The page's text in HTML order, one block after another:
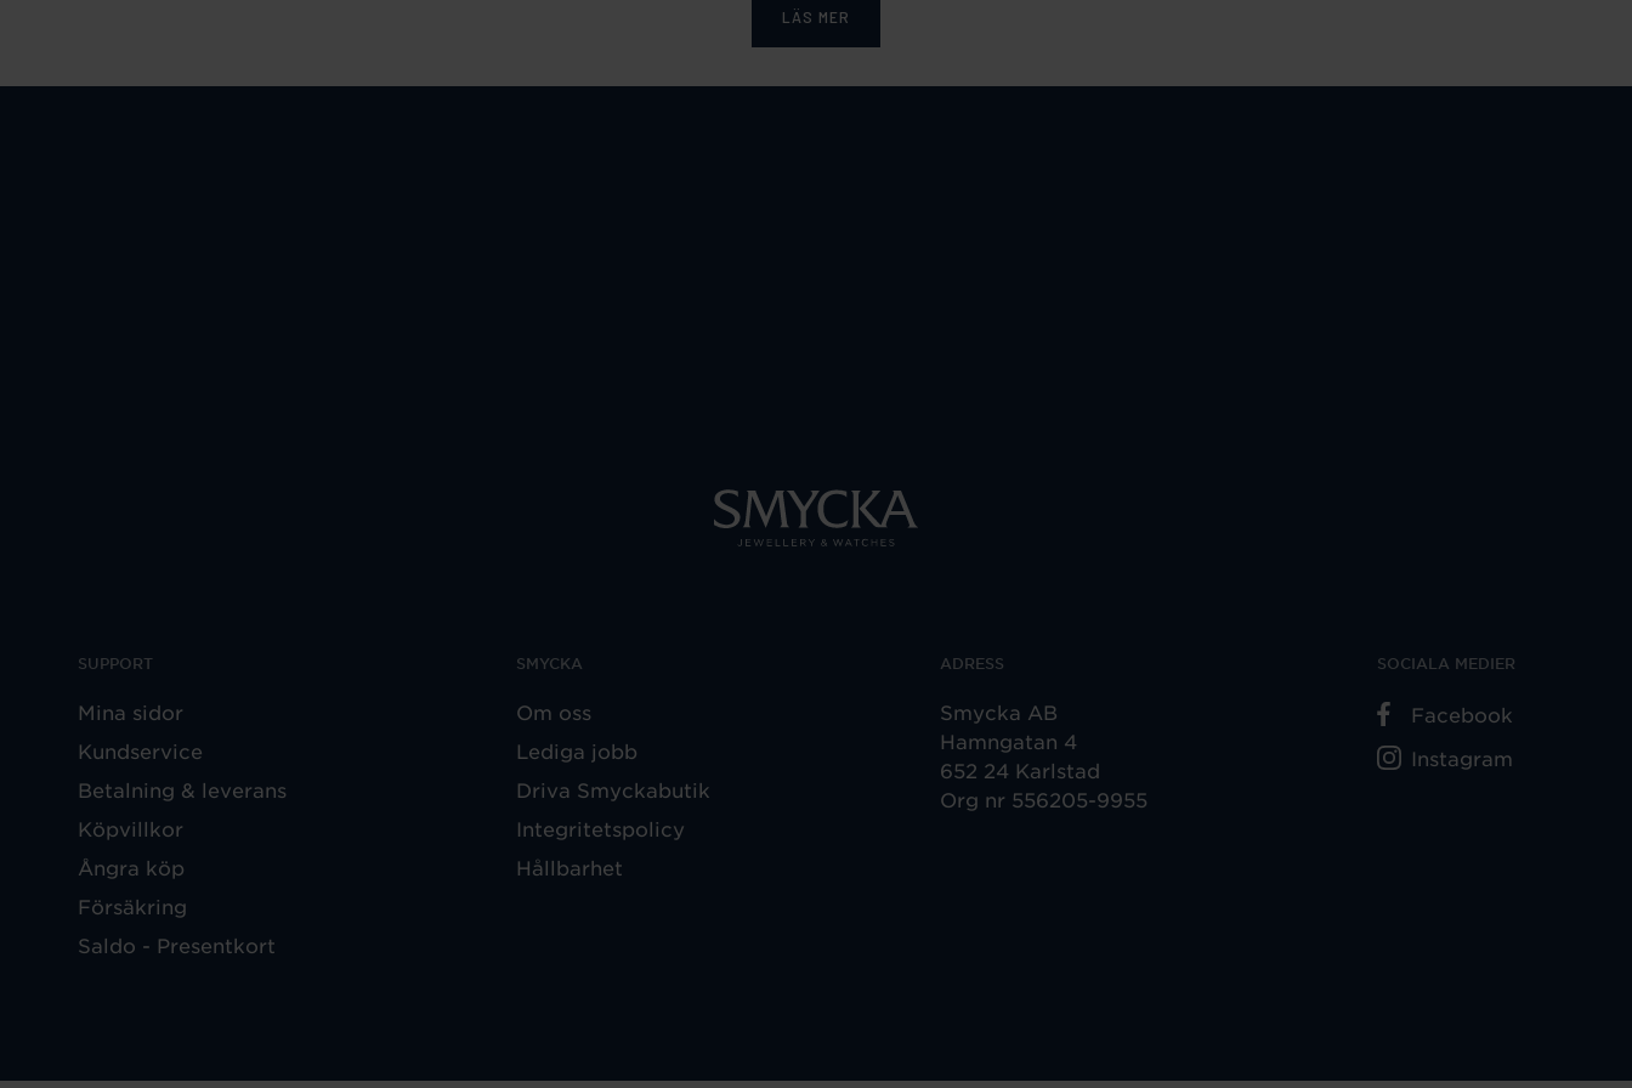
LÄS MER
SUPPORT
Mina sidor
Kundservice
Betalning & leverans
Köpvillkor
Ångra köp
Försäkring
Saldo - Presentkort
SMYCKA
Om oss
Lediga jobb
Driva Smyckabutik
Integritetspolicy
Hållbarhet
ADRESS
Smycka AB
Hamngatan 4
652 24 Karlstad
Org nr 556205-9955
SOCIALA MEDIER
Facebook
Instagram